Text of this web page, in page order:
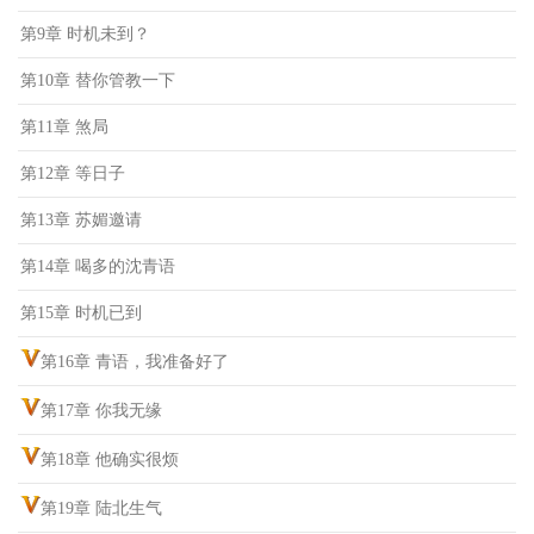
第9章 时机未到？
第10章 替你管教一下
第11章 煞局
第12章 等日子
第13章 苏媚邀请
第14章 喝多的沈青语
第15章 时机已到
第16章 青语，我准备好了
第17章 你我无缘
第18章 他确实很烦
第19章 陆北生气